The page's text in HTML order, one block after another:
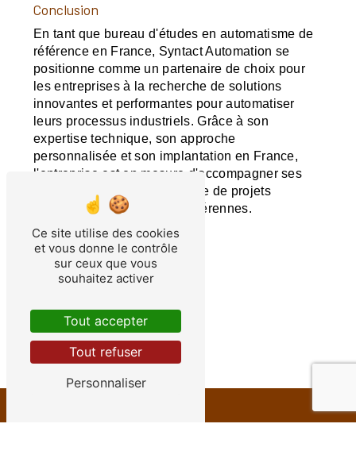
Conclusion
En tant que bureau d'études en automatisme de
référence en France, Syntact Automation se
positionne comme un partenaire de choix pour
les entreprises à la recherche de solutions
innovantes et performantes pour automatiser
leurs processus industriels. Grâce à son
expertise technique, son approche
personnalisée et son implantation en France,
l'entreprise est en mesure d'accompagner ses
clients dans la mise en œuvre de projets
d'automatisation réussis et pérennes.
En savoir plus
Contactez-nous
Ce site utilise des cookies
et vous donne le contrôle
sur ceux que vous
souhaitez activer
Tout accepter
Tout refuser
Personnaliser